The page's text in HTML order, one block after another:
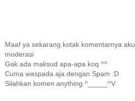
Maaf ya sekarang kotak komentarnya aku
moderasi
Gak ada maksud apa-apa koq ^^
Cuma waspada aja dengan Spam :D
Silahkan komen anything ^_____^V